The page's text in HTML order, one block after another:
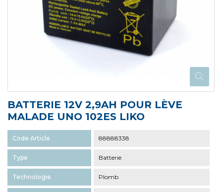
BATTERIE 12V 2,9AH POUR LÈVE
MALADE UNO 102ES LIKO
Code Article 88888338
Type Batterie
Technologie Plomb